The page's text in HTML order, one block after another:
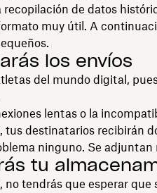
recopilación de datos
muy útil. A
los envíos
del mundo digital,
lentas o la
tus destinatarios recibirán
ninguno. Se adjuntan
tu
no tendrás que esperar